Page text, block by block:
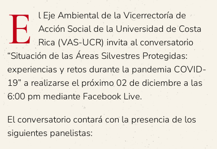
E
l Eje Ambiental de la Vicerrectoría de
Acción Social de la Universidad de Costa
Rica (VAS-UCR) invita al conversatorio
“Situación de las Áreas Silvestres Protegidas:
experiencias y retos durante la pandemia COVID-
19” a realizarse el próximo 02 de diciembre a las
6:00 pm mediante Facebook Live.
El conversatorio contará con la presencia de los
siguientes panelistas: